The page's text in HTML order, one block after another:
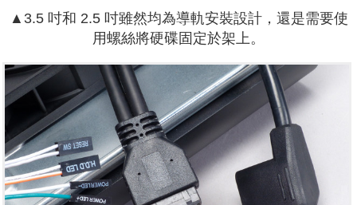
▲3.5 吋和 2.5 吋雖然均為導軌安裝設計，還是需要使
用螺絲將硬碟固定於架上。